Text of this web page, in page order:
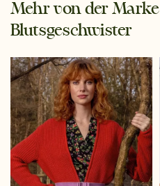
Mehr von der Marke
Blutsgeschwister